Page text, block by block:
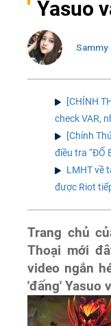
Yasuo
Sammy
[CHÍNH
check VAR,
[Chính
điều tra “ĐỐ
LMHT về
được Riot
Trang chủ
Thoại mới
video ngắn
'đấng' Yasuo